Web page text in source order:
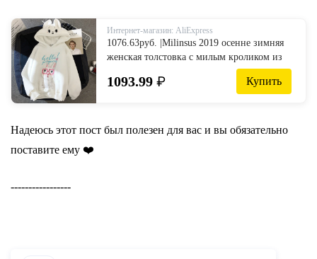
Интернет-магазин: AliExpress
1076.63руб. |Milinsus 2019 осенне зимняя
женская толстовка с милым кроликом из
мультфильма, Объемная толстовка с
капюшоном, пуловеры с кроликом, топы с
on AliExpress
1093.99 ₽ Купить
Надеюсь этот пост был полезен для вас и вы обязательно
поставите ему ❤️
-----------------